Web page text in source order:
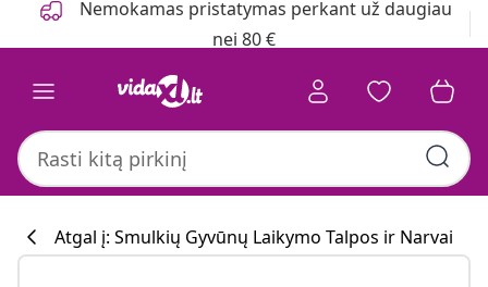
Nemokamas pristatymas perkant už daugiau
nei 80 €
Atgal į: Smulkių Gyvūnų Laikymo Talpos ir Narvai